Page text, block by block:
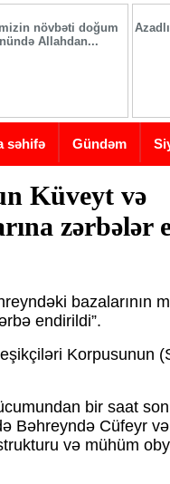
növbəti doğum
Allahdan...
səhifə Gündəm
Küveyt və
zərbələr
bazalarının
endirildi”.
Korpusunun
bir saat
Bəhreyndə Cüfeyr
və mühüm